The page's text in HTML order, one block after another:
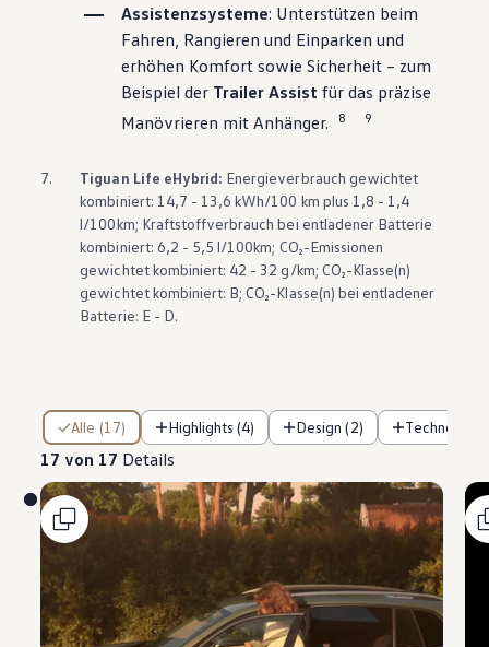
Assistenzsysteme: Unterstützen beim
Fahren, Rangieren und Einparken und
erhöhen Komfort sowie Sicherheit – zum
Beispiel der Trailer Assist für das präzise
Manövrieren mit Anhänger.
8 9
7. Tiguan Life eHybrid: Energieverbrauch gewichtet
kombiniert: 14,7 - 13,6 kWh/100 km plus 1,8 - 1,4
l/100km; Kraftstoffverbrauch bei entladener Batterie
kombiniert: 6,2 - 5,5 l/100km; CO₂-Emissionen
gewichtet kombiniert: 42 - 32 g/km; CO₂-Klasse(n)
gewichtet kombiniert: B; CO₂-Klasse(n) bei entladener
Batterie: E - D.
Alle (17) Highlights (4) Design (2)
17 von 17 Details
17 von 17 Details